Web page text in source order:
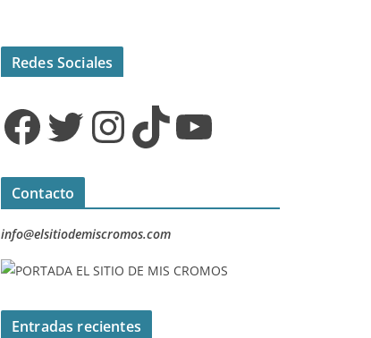
Redes Sociales
Facebook Twitter InstagramTikTok YouTube
Contacto
info@elsitiodemiscromos.com
Entradas recientes